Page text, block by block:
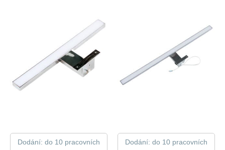
Dodání: do 10 pracovních
Dodání: do 10 pracovních